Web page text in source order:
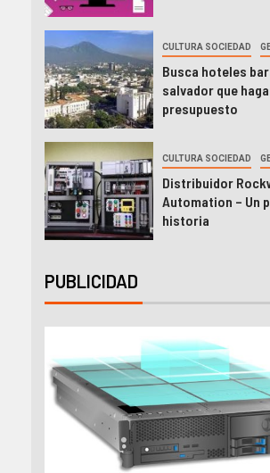
CULTURA SOCIEDAD
Busca hoteles
salvador que
presupuesto
CULTURA SOCIEDAD
Distribuidor
Automation – Un
historia
PUBLICIDAD